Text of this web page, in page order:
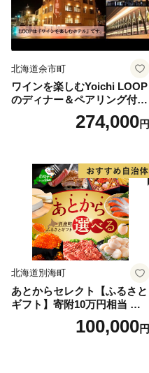
北海道余市町
ワインを楽しむYoichi LOOP
のディナー＆ペアリング付宿
泊プラン＜デラックスツイン
274,000円
北海道別海町
あとからセレクト【ふるさと
ギフト】寄附10万円相当 あ
とから選べる！ ギフト いく
ら ほたて 海鮮 牛肉 別海町
100,000円